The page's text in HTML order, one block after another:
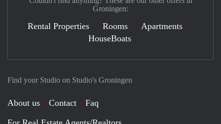
Find your Studio on Studio's Groningen
About us Contact
Faq
Groningen:
Rental Properties Rooms
Apartments
HouseBoats